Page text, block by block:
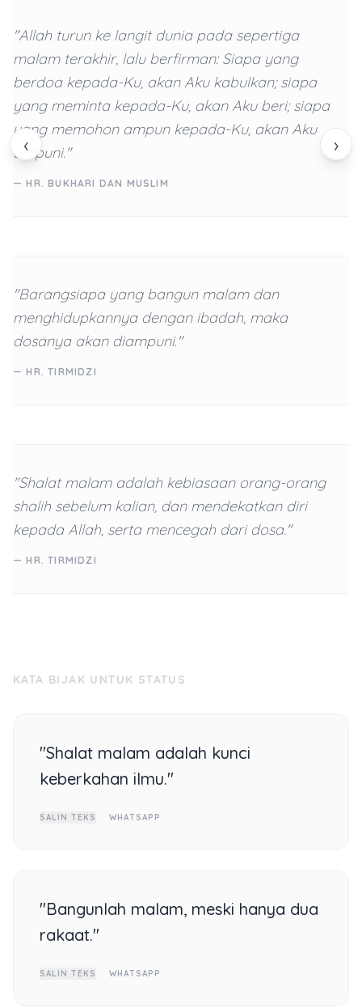
‹ ›
"Allah turun ke langit dunia pada sepertiga
malam terakhir, lalu berfirman: Siapa yang
berdoa kepada-Ku, akan Aku kabulkan; siapa
yang meminta kepada-Ku, akan Aku beri; siapa
yang memohon ampun kepada-Ku, akan Aku
ampuni."
— HR. BUKHARI DAN MUSLIM
"Barangsiapa yang bangun malam dan
menghidupkannya dengan ibadah, maka
dosanya akan diampuni."
— HR. TIRMIDZI
"Shalat malam adalah kebiasaan orang-orang
shalih sebelum kalian, dan mendekatkan diri
kepada Allah, serta mencegah dari dosa."
— HR. TIRMIDZI
KATA BIJAK UNTUK STATUS
"Shalat malam adalah kunci
keberkahan ilmu."
SALIN TEKS WHATSAPP
"Bangunlah malam, meski hanya dua
rakaat."
SALIN TEKS WHATSAPP